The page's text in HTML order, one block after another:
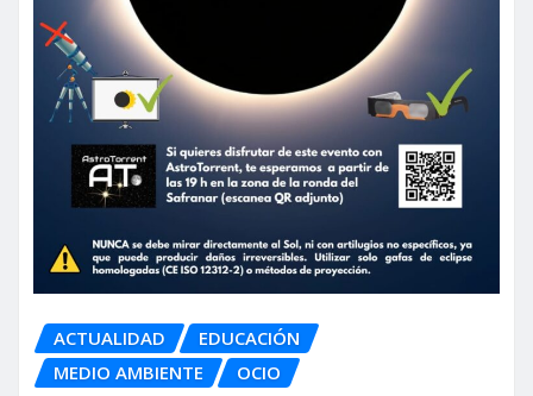
ACTUALIDAD
EDUCACIÓN
MEDIO AMBIENTE
OCIO